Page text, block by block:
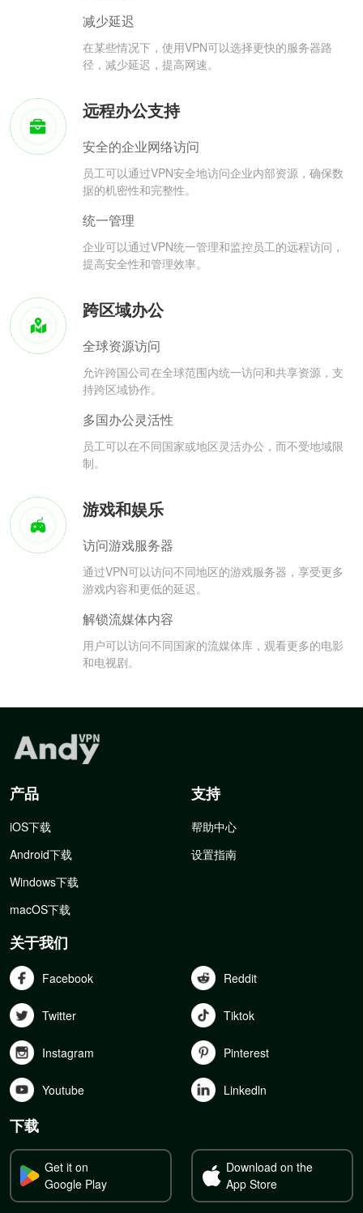
减少延迟
在某些情况下，使用VPN可以选择更快的服务器路
径，减少延迟，提高网速。
远程办公支持
安全的企业网络访问
员工可以通过VPN安全地访问企业内部资源，确保数
据的机密性和完整性。
统一管理
企业可以通过VPN统一管理和监控员工的远程访问，
提高安全性和管理效率。
跨区域办公
全球资源访问
允许跨国公司在全球范围内统一访问和共享资源，支
持跨区域协作。
多国办公灵活性
员工可以在不同国家或地区灵活办公，而不受地域限
制。
游戏和娱乐
访问游戏服务器
通过VPN可以访问不同地区的游戏服务器，享受更多
游戏内容和更低的延迟。
解锁流媒体内容
用户可以访问不同国家的流媒体库，观看更多的电影
和电视剧。
产品
iOS下载
Android下载
Windows下载
macOS下载
支持
帮助中心
设置指南
关于我们
Facebook Reddit
Twitter Tiktok
Instagram Pinterest
Youtube Linkedln
下载
Get it on
Google Play
Download on the
App Store